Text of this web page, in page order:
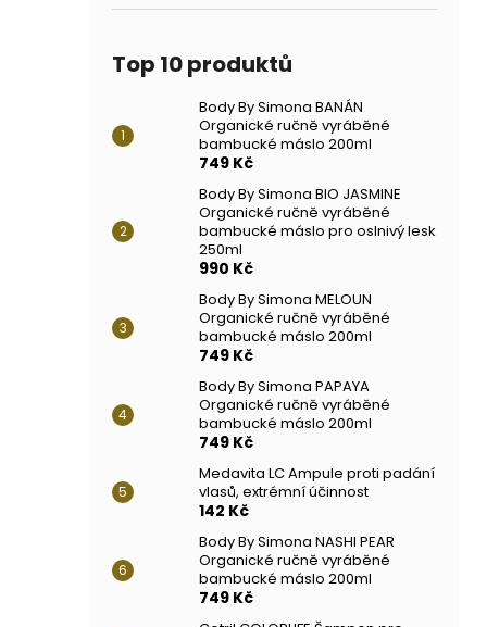
Top 10 produktů
Body By Simona BANÁN
Organické ručně vyráběné
bambucké máslo 200ml
749 Kč
Body By Simona BIO JASMINE
Organické ručně vyráběné
bambucké máslo pro oslnivý lesk
250ml
990 Kč
Body By Simona MELOUN
Organické ručně vyráběné
bambucké máslo 200ml
749 Kč
Body By Simona PAPAYA
Organické ručně vyráběné
bambucké máslo 200ml
749 Kč
Medavita LC Ampule proti padání
vlasů, extrémní účinnost
142 Kč
Body By Simona NASHI PEAR
Organické ručně vyráběné
bambucké máslo 200ml
749 Kč